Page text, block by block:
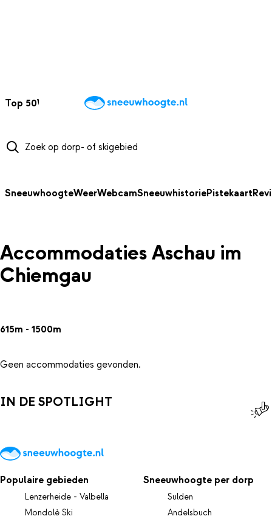
Top 50Webcams WintersportweerKaarten
SneeuwhoogteWeerWebcamSneeuwhistoriePistekaart
Accommodaties Aschau im
Chiemgau
615m - 1500m
Geen accommodaties gevonden.
IN DE SPOTLIGHT
Populaire gebieden
Lenzerheide - Valbella
Mondolè Ski
Sneeuwhoogte per dorp
Sulden
Andelsbuch